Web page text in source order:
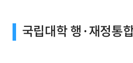
국립대학 행·재정통